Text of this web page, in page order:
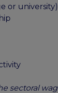
or university)
sectoral